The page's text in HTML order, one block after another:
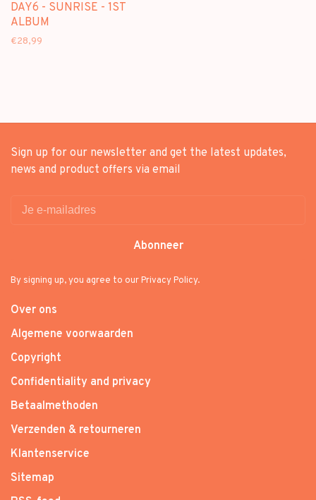
DAY6 - SUNRISE - 1ST
ALBUM
€28,99
Sign up for our newsletter and get the latest updates,
news and product offers via email
Abonneer
By signing up, you agree to our Privacy Policy.
Over ons
Algemene voorwaarden
Copyright
Confidentiality and privacy
Betaalmethoden
Verzenden & retourneren
Klantenservice
Sitemap